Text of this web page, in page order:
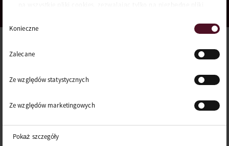
zgody
Konieczne
Zalecane
Ze względów statystycznych
Ze względów marketingowych
Pokaż szczegóły